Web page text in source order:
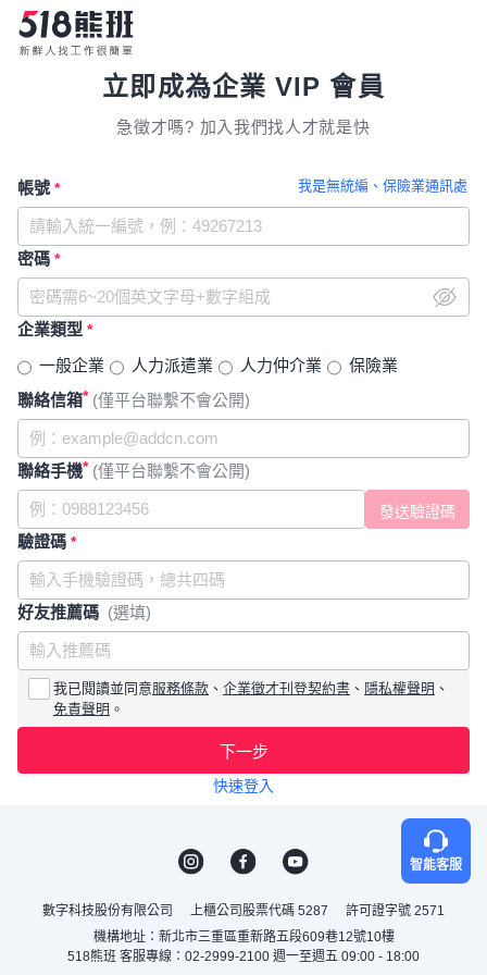
立即成為企業 VIP 會員
急徵才嗎? 加入我們找人才就是快
我是無統編、保險業通訊處
帳號 *
密碼 *
企業類型 *
一般企業 人力派遣業 人力仲介業
保險業
聯絡信箱* (僅平台聯繫不會公開)
聯絡手機* (僅平台聯繫不會公開)
驗證碼 *
好友推薦碼 (選填)
我已閱讀並同意服務條款 、 企業徵才刊登契約書 、 隱私權聲明 、
免責聲明 。
下一步
快速登入
智能客服
數字科技股份有限公司 上櫃公司股票代碼 5287
許可證字號 2571
機構地址：新北市三重區重新路五段609巷12號10樓
518熊班 客服專線：02-2999-2100 週一至週五 09:00 - 18:00